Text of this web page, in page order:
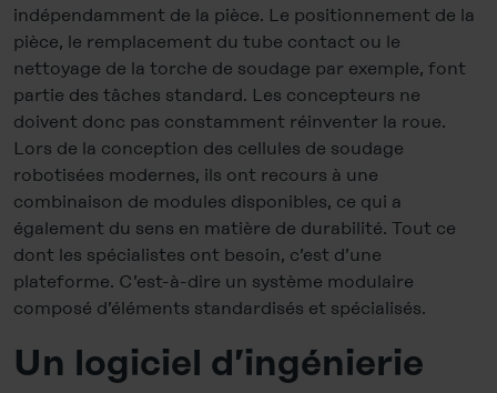
indépendamment de la pièce. Le positionnement de la
pièce, le remplacement du tube contact ou le
nettoyage de la torche de soudage par exemple, font
partie des tâches standard. Les concepteurs ne
doivent donc pas constamment réinventer la roue.
Lors de la conception des cellules de soudage
robotisées modernes, ils ont recours à une
combinaison de modules disponibles, ce qui a
également du sens en matière de durabilité. Tout ce
dont les spécialistes ont besoin, c’est d’une
plateforme. C’est-à-dire un système modulaire
composé d’éléments standardisés et spécialisés.
Un logiciel d’ingénierie